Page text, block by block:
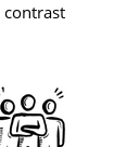
contrast